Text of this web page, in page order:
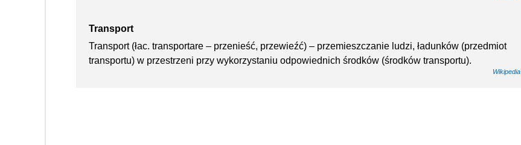
Transport
Transport (łac. transportare – przenieść, przewieźć) – przemieszczanie ludzi, ładunków (przedmiot
transportu) w przestrzeni przy wykorzystaniu odpowiednich środków (środków transportu).
Wikipedia